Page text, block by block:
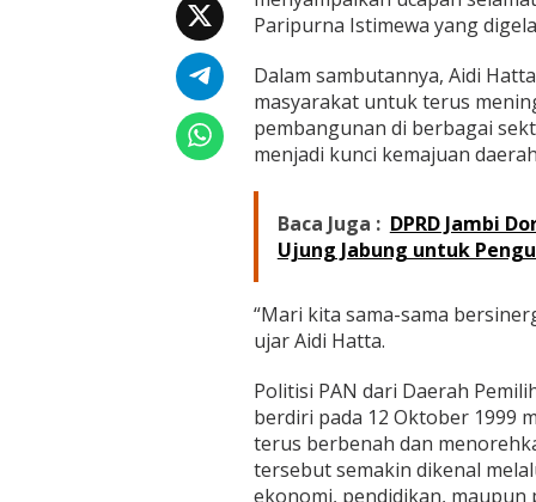
a
H
T
e
-
2
a
b
u
a
t
e
M
u
a
r
o
Paripurna Istimewa yang
Dalam sambutannya, Aidi
masyarakat untuk terus
pembangunan di berbagai
menjadi kunci kemajuan
Baca Juga : DPRD Jambi
Ujung Jabung untuk
“Mari kita sama-sama
ujar Aidi Hatta.
Politisi PAN dari Daerah
berdiri pada 12 Oktober 1999
terus berbenah dan
tersebut semakin dikenal
ekonomi, pendidikan, maupun